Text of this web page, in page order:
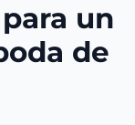
un
de